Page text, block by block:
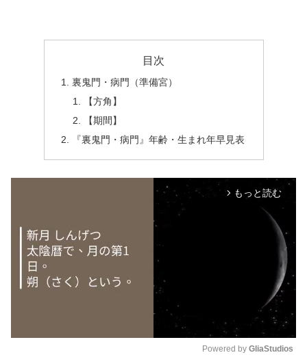
目次
裏鬼門・病門（準備宮）
【方角】
【期間】
『裏鬼門・病門』年齢・生まれ年早見表
arrow_forward_ios もっと読む
Powered by GliaStudios